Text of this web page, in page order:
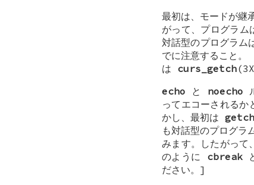
最初は、モードが継
がって、プログラム
対話型のプログラム
でに注意すること
は curs_getch
echo と noecho
ってエコーされる
かし、最初は getch
も対話型のプログラ
みます。したがって
のように cbreak
ださい。]